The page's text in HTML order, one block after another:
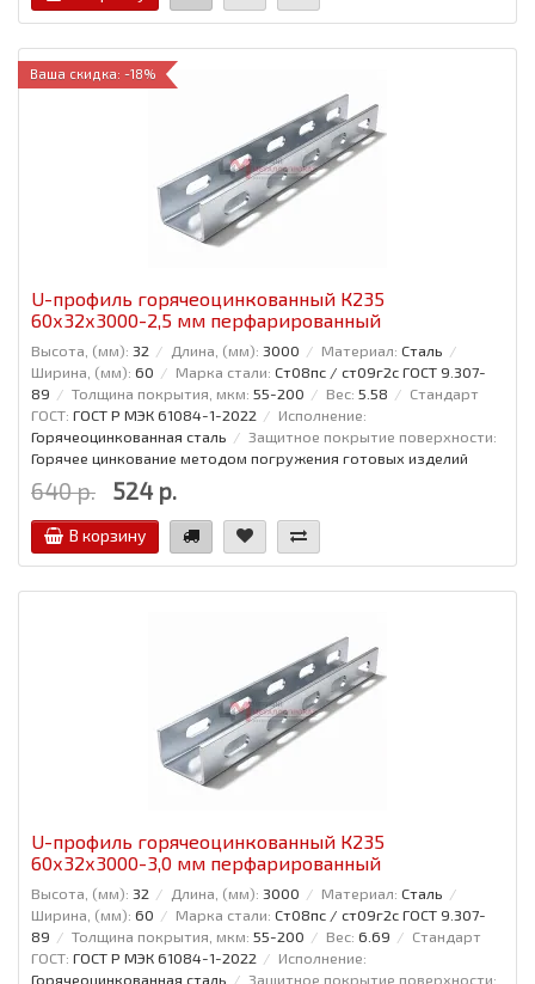
Ваша скидка: -18%
U-профиль горячеоцинкованный К235
60x32x3000-2,5 мм перфарированный
Высота, (мм): 32 Длина, (мм): 3000 Материал: Сталь
Ширина, (мм): 60 Марка стали: Ст08пс / ст09г2с ГОСТ 9.307-
89
Толщина покрытия, мкм: 55-200 Вес: 5.58
Стандарт
ГОСТ: ГОСТ Р МЭК 61084-1-2022
Исполнение:
Горячеоцинкованная сталь
Защитное покрытие поверхности:
Горячее цинкование методом погружения готовых изделий
640 р. 524 р.
В корзину
U-профиль горячеоцинкованный К235
60x32x3000-3,0 мм перфарированный
Высота, (мм): 32 Длина, (мм): 3000 Материал: Сталь
Ширина, (мм): 60 Марка стали: Ст08пс / ст09г2с ГОСТ 9.307-
89
Толщина покрытия, мкм: 55-200 Вес: 6.69
Стандарт
ГОСТ: ГОСТ Р МЭК 61084-1-2022
Исполнение:
Горячеоцинкованная сталь
Защитное покрытие поверхности: